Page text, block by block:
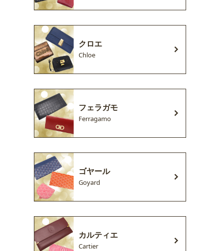
クロエ
Chloe
フェラガモ
Ferragamo
ゴヤール
Goyard
カルティエ
Cartier